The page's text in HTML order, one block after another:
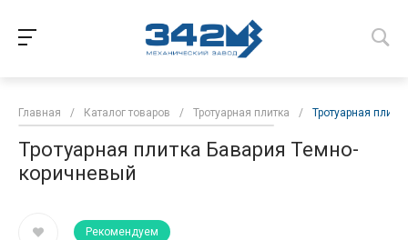
Главная / Каталог товаров / Тротуарная плитка / Тротуарная
Тротуарная плитка Бавария Темно-
коричневый
Рекомендуем